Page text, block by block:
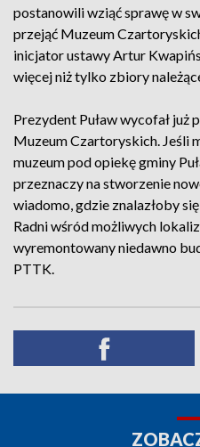
postanowili wziąć sprawę w
przejąć Muzeum
inicjator ustawy Artur
więcej niż tylko zbiory
Prezydent Puław wycofał już
Muzeum Czartoryskich. Jeśli
muzeum pod opiekę gminy
przeznaczy na stworzenie
wiadomo, gdzie znalazłoby
Radni wśród możliwych
wyremontowany niedawno
PTTK.